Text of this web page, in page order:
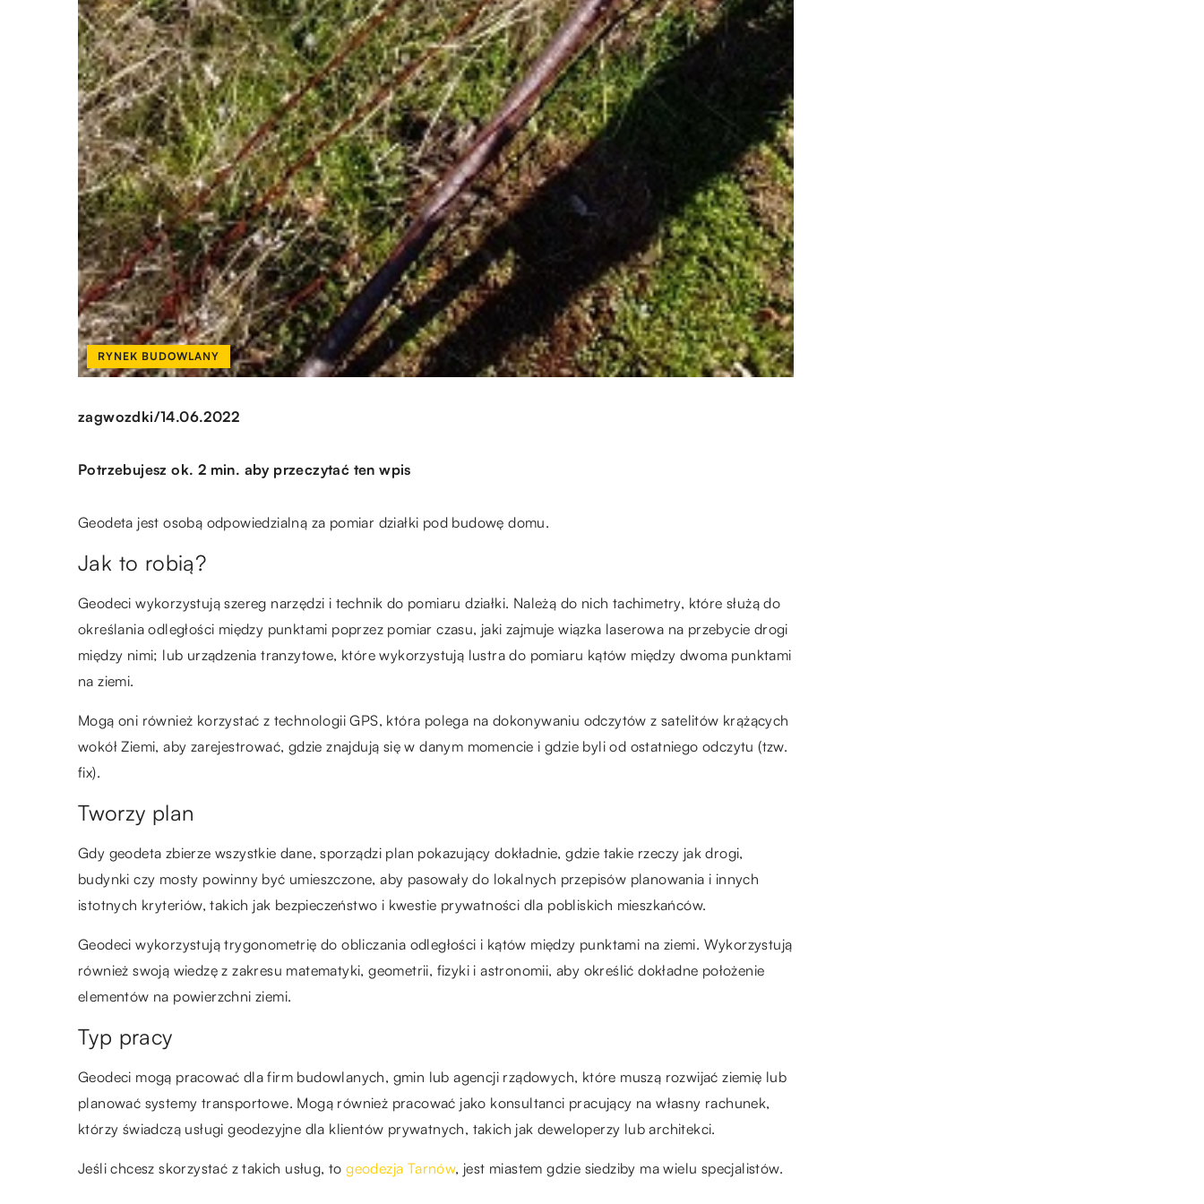
RYNEK BUDOWLANY
zagwozdki/14.06.2022
Potrzebujesz ok. 2 min. aby przeczytać ten wpis
Geodeta jest osobą odpowiedzialną za pomiar działki pod budowę domu.
Jak to robią?
Geodeci wykorzystują szereg narzędzi i technik do pomiaru działki. Należą do nich tachimetry, które służą do
określania odległości między punktami poprzez pomiar czasu, jaki zajmuje wiązka laserowa na przebycie drogi
między nimi; lub urządzenia tranzytowe, które wykorzystują lustra do pomiaru kątów między dwoma punktami
na ziemi.
Mogą oni również korzystać z technologii GPS, która polega na dokonywaniu odczytów z satelitów krążących
wokół Ziemi, aby zarejestrować, gdzie znajdują się w danym momencie i gdzie byli od ostatniego odczytu (tzw.
fix).
Tworzy plan
Gdy geodeta zbierze wszystkie dane, sporządzi plan pokazujący dokładnie, gdzie takie rzeczy jak drogi,
budynki czy mosty powinny być umieszczone, aby pasowały do lokalnych przepisów planowania i innych
istotnych kryteriów, takich jak bezpieczeństwo i kwestie prywatności dla pobliskich mieszkańców.
Geodeci wykorzystują trygonometrię do obliczania odległości i kątów między punktami na ziemi. Wykorzystują
również swoją wiedzę z zakresu matematyki, geometrii, fizyki i astronomii, aby określić dokładne położenie
elementów na powierzchni ziemi.
Typ pracy
Geodeci mogą pracować dla firm budowlanych, gmin lub agencji rządowych, które muszą rozwijać ziemię lub
planować systemy transportowe. Mogą również pracować jako konsultanci pracujący na własny rachunek,
którzy świadczą usługi geodezyjne dla klientów prywatnych, takich jak deweloperzy lub architekci.
Jeśli chcesz skorzystać z takich usług, togeodezja Tarnów, jest miastem gdzie siedziby ma wielu specjalistów.